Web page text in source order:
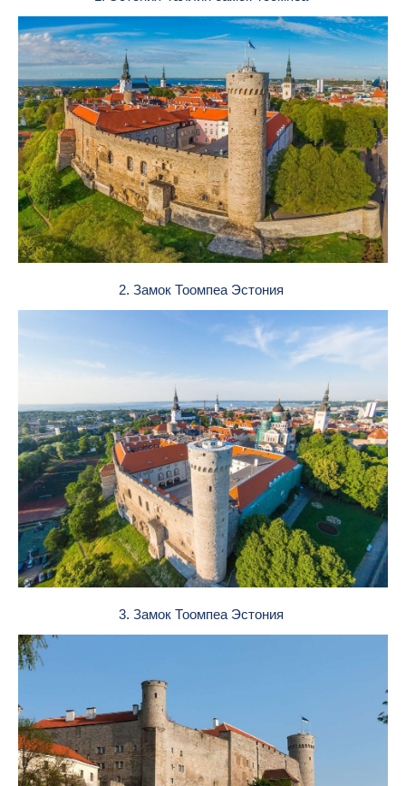
2. Замок Тоомпеа Эстония
3. Замок Тоомпеа Эстония